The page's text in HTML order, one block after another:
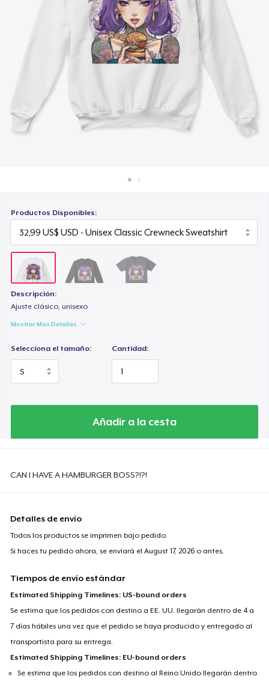
Venda en todas partes
Venda lo que sea
Productos Disponibles:
Descripción:
Ajuste clásico, unisexo
Mostrar Más Detalles
Selecciona el tamaño: Cantidad:
Añadir a la cesta
CAN I HAVE A HAMBURGER BOSS?!?!
Detalles de envío
Todos los productos se imprimen bajo pedido.
Si haces tu pedido ahora, se enviará elAugust 17, 2026 o antes.
Tiempos de envío estándar
Estimated Shipping Timelines: US-bound orders
Se estima que los pedidos con destino a EE. UU. llegarán dentro de 4 a
7 días hábiles una vez que el pedido se haya producido y entregado al
transportista para su entrega.
Estimated Shipping Timelines: EU-bound orders
Se estima que los pedidos con destino al Reino Unido llegarán dentro
24,99 US$